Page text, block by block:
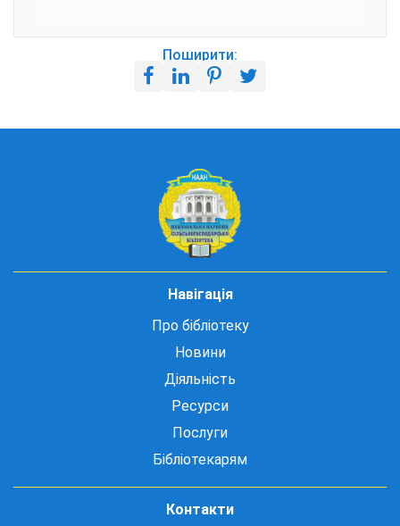
Поширити:
Навігація
Про бібліотеку
Новини
Діяльність
Ресурси
Послуги
Бібліотекарям
Контакти